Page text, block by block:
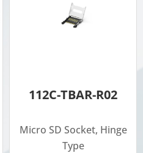
112C-TBAR-R02
Micro SD Socket, Hinge
Type